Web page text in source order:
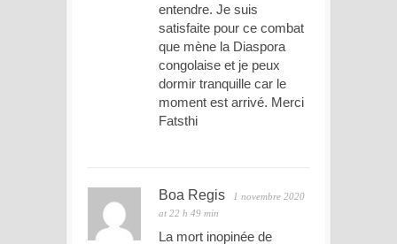
entendre. Je suis
satisfaite pour ce combat
que mène la Diaspora
congolaise et je peux
dormir tranquille car le
moment est arrivé. Merci
Fatsthi
Boa Regis
1 novembre 2020
at 22 h 49 min
La mort inopinée de